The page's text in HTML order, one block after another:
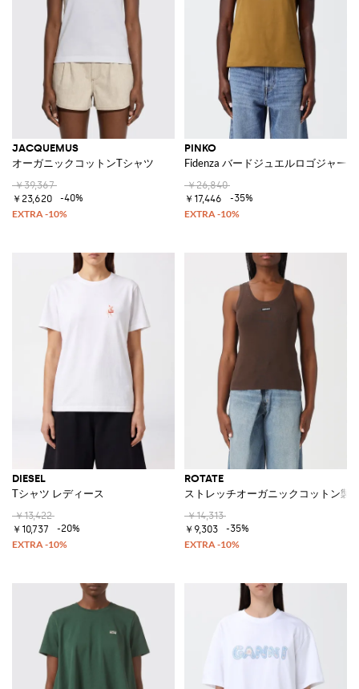
JACQUEMUS
オーガニックコットンTシャツ
￥39,367
￥23,620
-40%
PINKO
Fidenza バードジュエルロゴジャー
￥26,840
￥17,446
-35%
DIESEL
Tシャツ レディース
￥13,422
￥10,737
-20%
ROTATE
ストレッチオーガニックコットン製
￥14,313
￥9,303
-35%